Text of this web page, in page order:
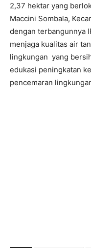
2,37 hektar yang
Maccini Sombala,
dengan terbangunnya
menjaga kualitas air
lingkungan yang
edukasi peningkatan
pencemaran